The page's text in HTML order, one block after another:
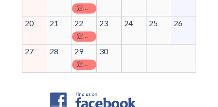
定休日
20 21 22
定休日
23 24 25 26
27 28 29
定休日
30